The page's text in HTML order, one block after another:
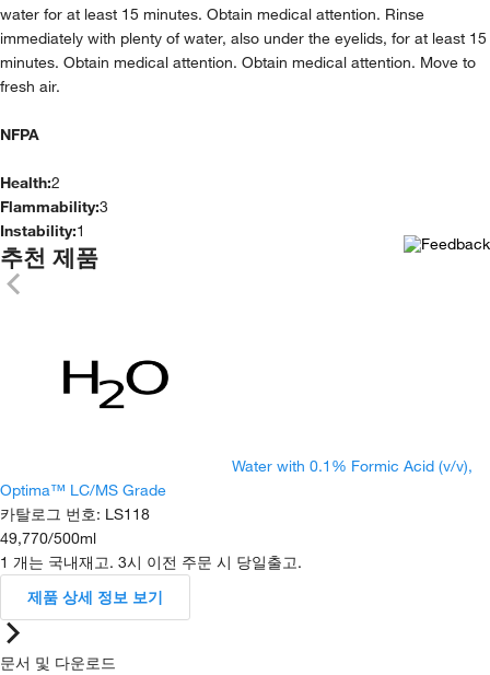
water for at least 15 minutes. Obtain medical attention. Rinse
immediately with plenty of water, also under the eyelids, for at least 15
minutes. Obtain medical attention. Obtain medical attention. Move to
fresh air.
NFPA
Health:2
Flammability:3
Instability:1
추천 제품
Water with 0.1% Formic Acid (v/v),
Optima™ LC/MS Grade
카탈로그 번호: LS118
49,770/500ml
1 개는 국내재고. 3시 이전 주문 시 당일출고.
제품 상세 정보 보기
문서 및 다운로드